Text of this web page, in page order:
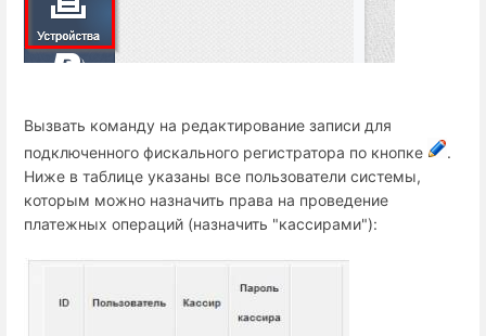
Вызвать команду на редактирование записи для
подключенного фискального регистратора по кнопке
.
Ниже в таблице указаны все пользователи системы,
которым можно назначить права на проведение
платежных операций (назначить "кассирами"):